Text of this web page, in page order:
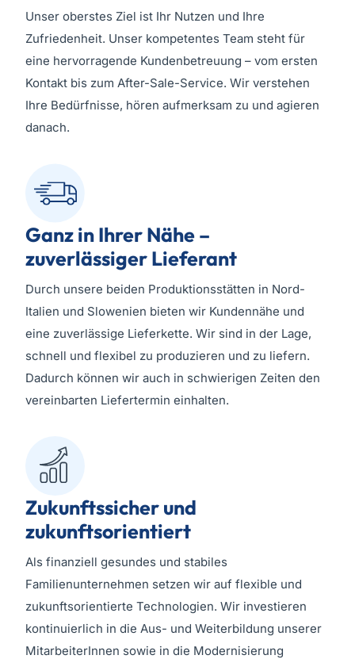
Unser oberstes Ziel ist Ihr Nutzen und Ihre
Zufriedenheit. Unser kompetentes Team steht für
eine hervorragende Kundenbetreuung – vom ersten
Kontakt bis zum After-Sale-Service. Wir verstehen
Ihre Bedürfnisse, hören aufmerksam zu und agieren
danach.
Ganz in Ihrer Nähe –
zuverlässiger Lieferant
Durch unsere beiden Produktionsstätten in Nord-
Italien und Slowenien bieten wir Kundennähe und
eine zuverlässige Lieferkette. Wir sind in der Lage,
schnell und flexibel zu produzieren und zu liefern.
Dadurch können wir auch in schwierigen Zeiten den
vereinbarten Liefertermin einhalten.
Zukunftssicher und
zukunftsorientiert
Als finanziell gesundes und stabiles
Familienunternehmen setzen wir auf flexible und
zukunftsorientierte Technologien. Wir investieren
kontinuierlich in die Aus- und Weiterbildung unserer
MitarbeiterInnen sowie in die Modernisierung